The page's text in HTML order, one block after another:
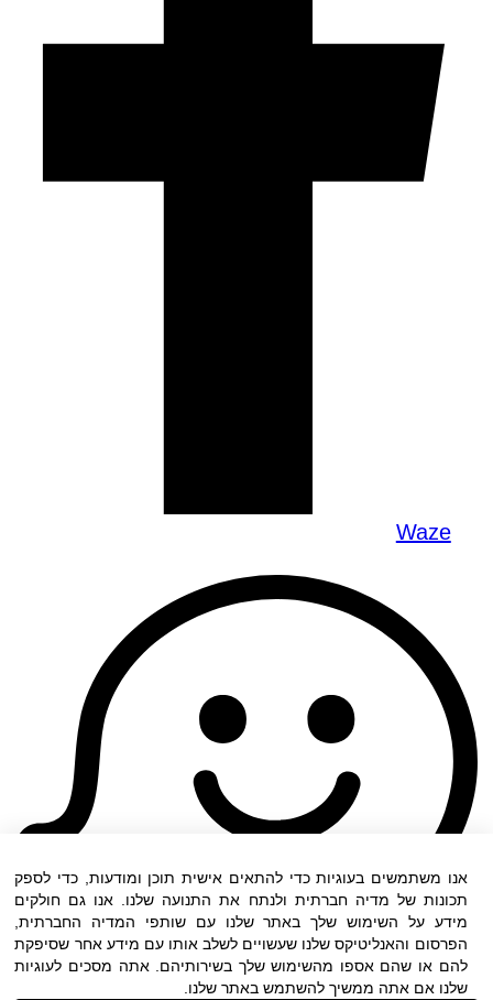
Waze
אנו משתמשים בעוגיות כדי להתאים אישית תוכן ומודעות, כדי לספק
תכונות של מדיה חברתית ולנתח את התנועה שלנו. אנו גם חולקים
מידע על השימוש שלך באתר שלנו עם שותפי המדיה החברתית,
הפרסום והאנליטיקס שלנו שעשויים לשלב אותו עם מידע אחר שסיפקת
להם או שהם אספו מהשימוש שלך בשירותיהם. אתה מסכים לעוגיות
שלנו אם אתה ממשיך להשתמש באתר שלנו.